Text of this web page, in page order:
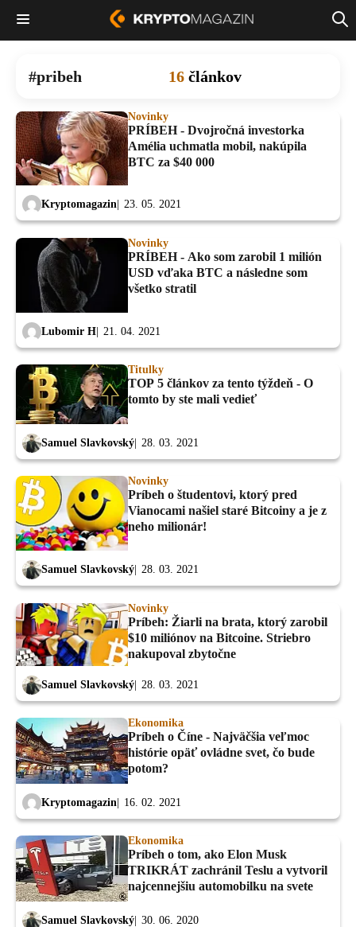
pribeh 16 článkov
Novinky
PRÍBEH - Dvojročná investorka
Amélia uchmatla mobil, nakúpila
BTC za $40 000
Kryptomagazin 23. 05. 2021
Novinky
PRÍBEH - Ako som zarobil 1 milión
USD vďaka BTC a následne som
všetko stratil
Lubomir H 21. 04. 2021
Titulky
TOP 5 článkov za tento týždeň - O
tomto by ste mali vedieť
Samuel Slavkovský 28. 03. 2021
Novinky
Príbeh o študentovi, ktorý pred
Vianocami našiel staré Bitcoiny a je z
neho milionár!
Samuel Slavkovský 28. 03. 2021
Novinky
Príbeh: Žiarli na brata, ktorý zarobil
$10 miliónov na Bitcoine. Striebro
nakupoval zbytočne
Samuel Slavkovský 28. 03. 2021
Ekonomika
Príbeh o Číne - Najväčšia veľmoc
histórie opäť ovládne svet, čo bude
potom?
Kryptomagazin 16. 02. 2021
Ekonomika
Príbeh o tom, ako Elon Musk
TRIKRÁT zachránil Teslu a vytvoril
najcennejšiu automobilku na svete
Samuel Slavkovský 30. 06. 2020